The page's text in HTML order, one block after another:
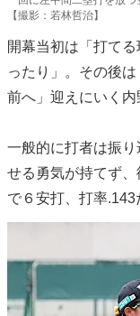
【撮影：若林哲治】
開幕当初は「打て
ったり」。その後
前へ」迎えにいく内
一般的に打者は振
せる勇気が持てず
で６安打、打率.143